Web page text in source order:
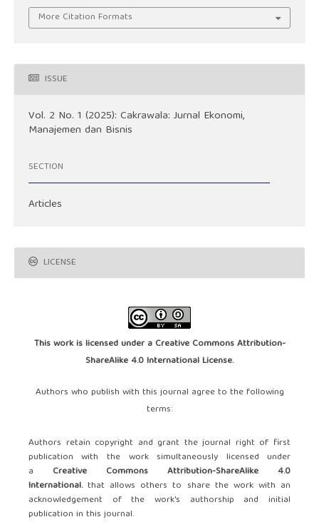
More Citation Formats
ISSUE
Vol. 2 No. 1 (2025): Cakrawala: Jurnal Ekonomi,
Manajemen dan Bisnis
SECTION
Articles
LICENSE
This work is licensed under a Creative Commons Attribution-
ShareAlike 4.0 International License.
Authors who publish with this journal agree to the following
terms:
Authors retain copyright and grant the journal right of first
publication with the work simultaneously licensed under
a Creative Commons Attribution-ShareAlike 4.0
International.that allows others to share the work with an
acknowledgement of the work's authorship and initial
publication in this journal.